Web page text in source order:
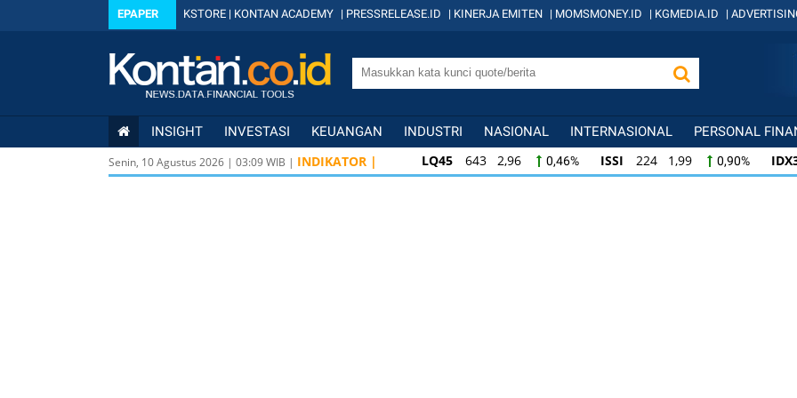
EPAPER KSTORE | KONTAN ACADEMY | PRESSRELEASE.ID | KINERJA EMITEN | MOMSMONEY.ID | KGMEDIA.ID |
INSIGHT INVESTASI KEUANGAN INDUSTRI NASIONAL INTERNASIONAL PERSONAL
Senin, 10 Agustus 2026 | 03:09WIB | INDIKATOR |LQ45 643 2,96 0,46% ISSI 224 1,99 0,90% IDX30
ISSI
224 1,99 0,90% IDX30 361 1,30 0,36% IDXHIDIV20